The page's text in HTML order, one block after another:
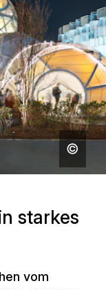
starkes
vom